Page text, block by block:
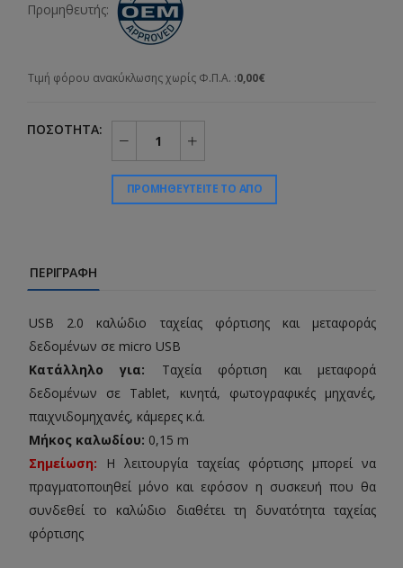
Προμηθευτής:
Τιμή φόρου ανακύκλωσης χωρίς Φ.Π.Α. :0,00€
ΠΟΣΌΤΗΤΑ:
ΠΡΟΜΗΘΕΥΤΕΊΤΕ ΤΟ ΑΠΌ
ΠΕΡΙΓΡΑΦΉ
USB 2.0 καλώδιο ταχείας φόρτισης και μεταφοράς
δεδομένων σε micro USB
Κατάλληλο για: Ταχεία φόρτιση και μεταφορά
δεδομένων σε Τablet, κινητά, φωτογραφικές μηχανές,
παιχνιδομηχανές, κάμερες κ.ά.
Μήκος καλωδίου: 0,15 m
Σημείωση:
Η λειτουργία ταχείας φόρτισης μπορεί να
πραγματοποιηθεί μόνο και εφόσον η συσκευή που θα
συνδεθεί το καλώδιο διαθέτει τη δυνατότητα ταχείας
φόρτισης